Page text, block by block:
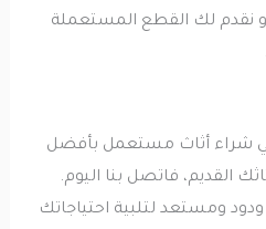
لك القطع المستعملة
أثاث مستعمل بأفضل
فاتصل بنا اليوم.
ومستعد لتلبية احتياجاتك